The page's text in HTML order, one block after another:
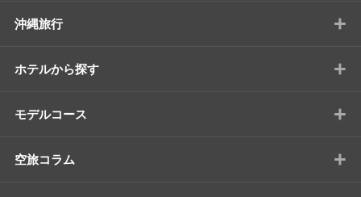
沖縄旅行 +
ホテルから探す +
モデルコース +
空旅コラム +